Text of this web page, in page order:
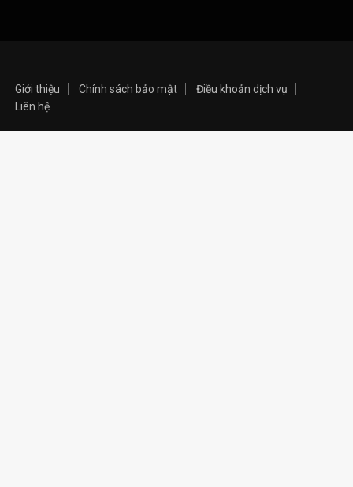
Giới thiệu Chính sách bảo mật
Điều khoản dịch vụ
Liên hệ